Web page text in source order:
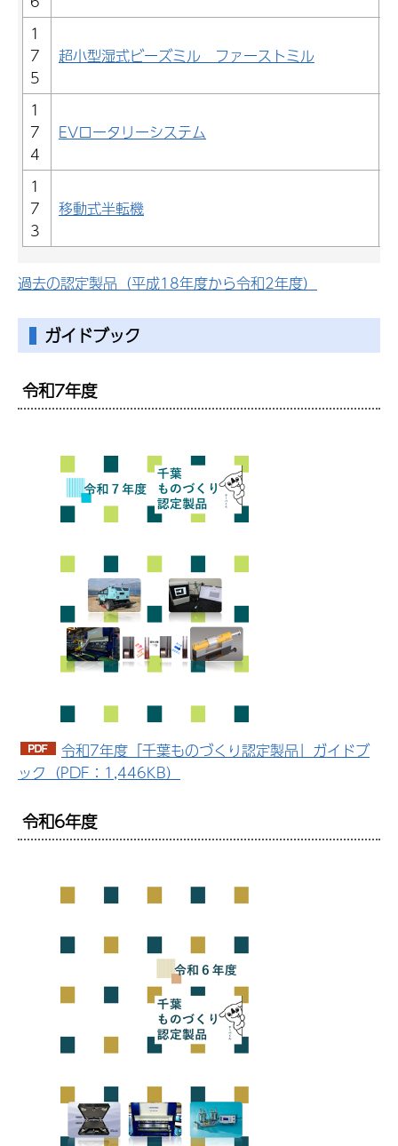
1
7
5
超小型湿式ビーズミル ファーストミル
1
7
4
EVロータリーシステム
1
7
3
移動式半転機
過去の認定製品（平成18年度から令和2年度）
ガイドブック
令和7年度
令和7年度「千葉ものづくり認定製品」ガイドブ
ック（PDF：1,446KB）
令和6年度